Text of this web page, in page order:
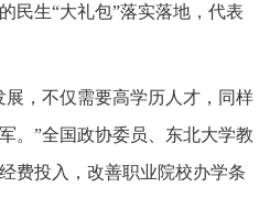
民生“大礼包”落实落地，代表
展，不仅需要高学历人才，同样
。”全国政协委员、东北大学教
费投入，改善职业院校办学条